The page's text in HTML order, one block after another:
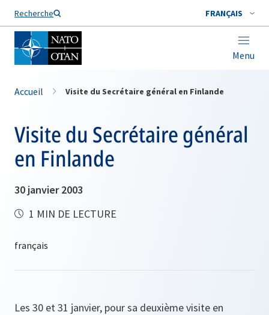
Recherche FRANÇAIS
Menu
Nom de famille*
Accueil Visite du Secrétaire général en Finlande
Visite du Secrétaire général
en Finlande
30 janvier 2003
1 MIN DE LECTURE
Les 30 et 31 janvier, pour sa deuxième visite en